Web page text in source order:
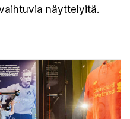
näyttelyitä.